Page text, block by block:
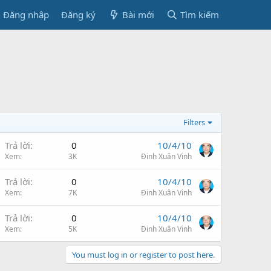
Đăng nhập Đăng ký Bài mới Tìm kiếm
Filters
Trả lời 0
Xem 3K
10/4/10
Đinh Xuân Vinh
Trả lời 0
Xem 7K
10/4/10
Đinh Xuân Vinh
Trả lời 0
Xem 5K
10/4/10
Đinh Xuân Vinh
You must log in or register to post here.